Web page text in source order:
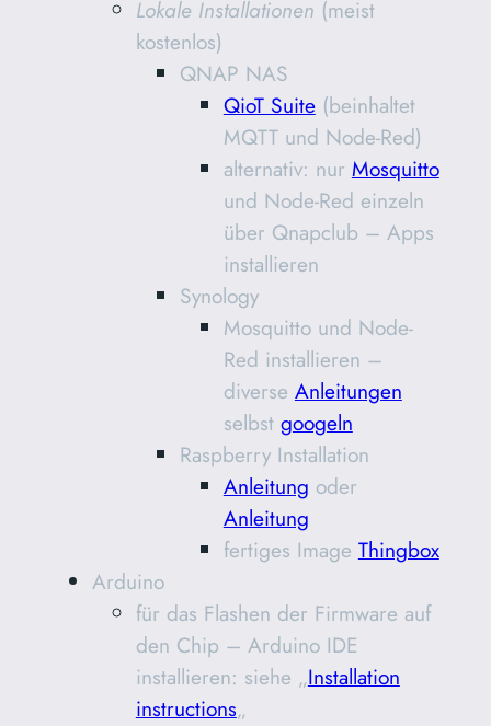
Lokale Installationen (meist
kostenlos)
QNAP NAS
QioT Suite(beinhaltet
MQTT und Node-Red)
alternativ: nur Mosquitto
und Node-Red einzeln
über Qnapclub – Apps
installieren
Synology
Mosquitto und Node-
Red installieren –
diverse Anleitungen
selbst googeln
Raspberry Installation
Anleitung oder
Anleitung
fertiges Image Thingbox
Arduino
für das Flashen der Firmware auf
den Chip – Arduino IDE
installieren: siehe „Installation
instructions„